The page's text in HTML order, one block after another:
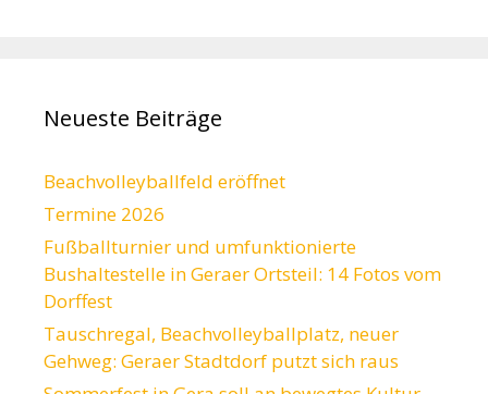
Neueste Beiträge
Beachvolleyballfeld eröffnet
Termine 2026
Fußballturnier und umfunktionierte
Bushaltestelle in Geraer Ortsteil: 14 Fotos vom
Dorffest
Tauschregal, Beachvolleyballplatz, neuer
Gehweg: Geraer Stadtdorf putzt sich raus